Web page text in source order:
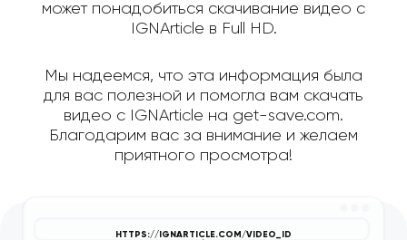
может понадобиться скачивание видео с
IGNArticle в Full HD.
Мы надеемся, что эта информация была
для вас полезной и помогла вам скачать
видео с IGNArticle на get-save.com.
Благодарим вас за внимание и желаем
приятного просмотра!